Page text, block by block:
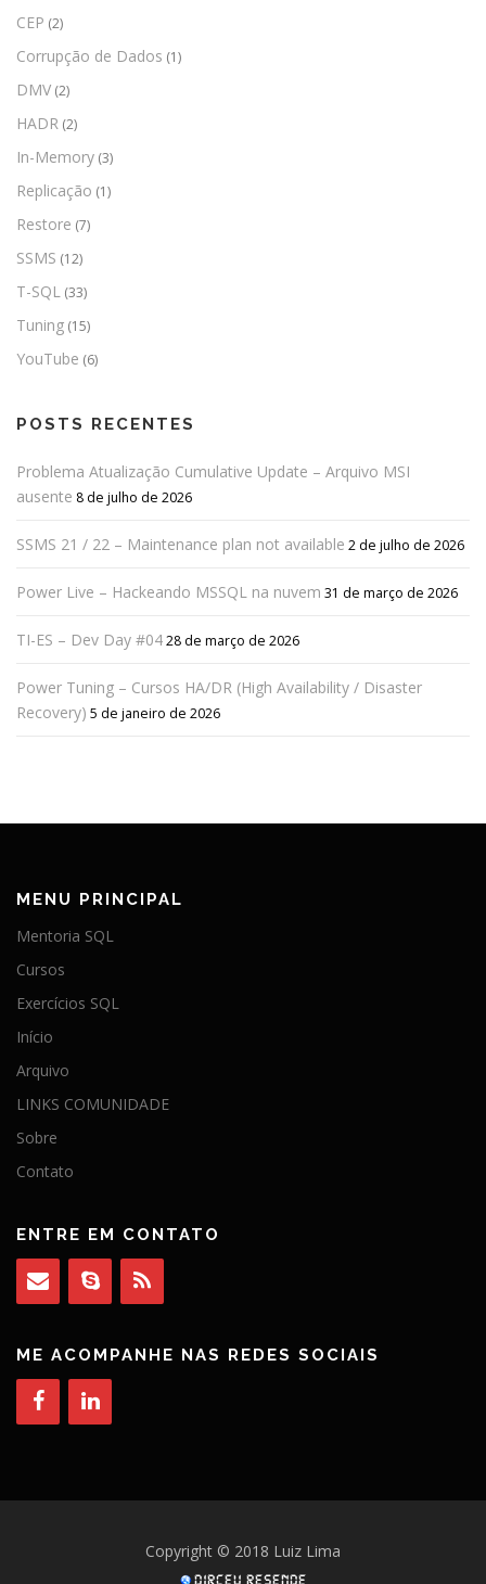
CEP (2)
Corrupção de Dados (1)
DMV (2)
HADR (2)
In-Memory (3)
Replicação (1)
Restore (7)
SSMS (12)
T-SQL (33)
Tuning (15)
YouTube (6)
POSTS RECENTES
Problema Atualização Cumulative Update – Arquivo MSI
ausente 8 de julho de 2026
SSMS 21 / 22 – Maintenance plan not available 2 de julho de 2026
Power Live – Hackeando MSSQL na nuvem 31 de março de 2026
TI-ES – Dev Day #0428 de março de 2026
Power Tuning – Cursos HA/DR (High Availability / Disaster
Recovery) 5 de janeiro de 2026
MENU PRINCIPAL
Mentoria SQL
Cursos
Exercícios SQL
Início
Arquivo
LINKS COMUNIDADE
Sobre
Contato
ENTRE EM CONTATO
ME ACOMPANHE NAS REDES SOCIAIS
Copyright © 2018 Luiz Lima